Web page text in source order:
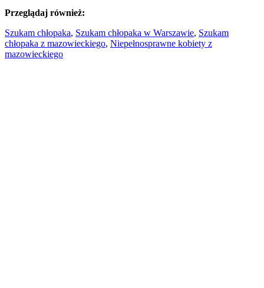
Przeglądaj również:
Szukam chłopaka, Szukam chłopaka w Warszawie, Szukam
chłopaka z mazowieckiego, Niepełnosprawne kobiety z
mazowieckiego